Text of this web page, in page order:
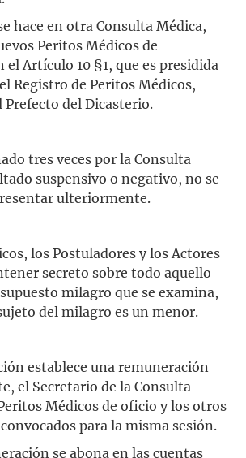
hace en otra Consulta Médica,
Peritos Médicos de
Artículo 10 §1, que es presidida
Registro de Peritos Médicos,
del Dicasterio.
tres veces por la Consulta
suspensivo o negativo, no se
ulteriormente.
los Postuladores y los Actores
secreto sobre todo aquello
milagro que se examina,
del milagro es un menor.
establece una remuneración
el Secretario de la Consulta
Médicos de oficio y los otros
para la misma sesión.
se abona en las cuentas